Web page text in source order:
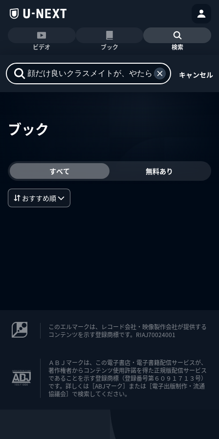
ビデオ ブック 検索
キャンセル
ブック
すべて 無料あり
おすすめ順
このエルマークは、レコード会社・映像製作会社が提供する
コンテンツを示す登録商標です。RIAJ70024001
ＡＢＪマークは、この電子書店・電子書籍配信サービスが、
著作権者からコンテンツ使用許諾を得た正規版配信サービス
であることを示す登録商標（登録番号第６０９１７１３号）
です。詳しくは［ABJマーク］または［電子出版制作・流通
協議会］で検索してください。